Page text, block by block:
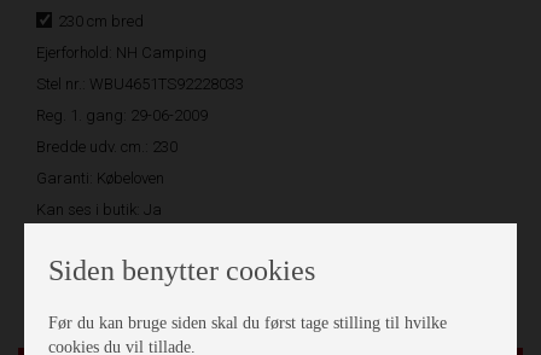
230 cm bred
Ejerforhold: NH Camping
Stel nr.: WBU4651TS92228033
Reg. 1. gang: 29-06-2009
Bredde udv. cm.: 230
Garanti: Købeloven
Kan ses i butik: Ja
Produktions år: 2009
Siden benytter cookies
Før du kan bruge siden skal du først tage stilling til hvilke
cookies du vil tillade.